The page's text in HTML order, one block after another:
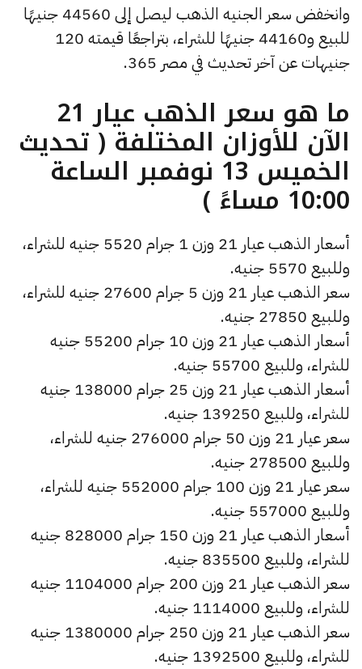
وانخفض سعر الجنيه الذهب ليصل إلى 44560 جنيهًا
للبيع و44160 جنيهًا للشراء، بتراجعًا قيمته 120
جنيهات عن آخر تحديث في مصر 365.
ما هو سعر الذهب عيار 21
الآن للأوزان المختلفة ( تحديث
الخميس 13 نوفمبر الساعة
10:00 مساءً )
أسعار الذهب عيار 21 وزن 1 جرام 5520 جنيه للشراء،
وللبيع 5570 جنيه.
سعر الذهب عيار 21 وزن 5 جرام 27600 جنيه للشراء،
وللبيع 27850 جنيه.
أسعار الذهب عيار 21 وزن 10 جرام 55200 جنيه
للشراء، وللبيع 55700 جنيه.
أسعار الذهب عيار 21 وزن 25 جرام 138000 جنيه
للشراء، وللبيع 139250 جنيه.
سعر عيار 21 وزن 50 جرام 276000 جنيه للشراء،
وللبيع 278500 جنيه.
سعر عيار 21 وزن 100 جرام 552000 جنيه للشراء،
وللبيع 557000 جنيه.
أسعار الذهب عيار 21 وزن 150 جرام 828000 جنيه
للشراء، وللبيع 835500 جنيه.
سعر الذهب عيار 21 وزن 200 جرام 1104000 جنيه
للشراء، وللبيع 1114000 جنيه.
سعر الذهب عيار 21 وزن 250 جرام 1380000 جنيه
للشراء، وللبيع 1392500 جنيه.